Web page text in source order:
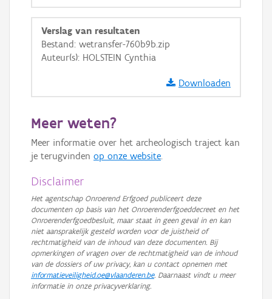
Ortho
GRB-Basiskaart
GRB-Basiskaart in grijswaarden
Verslag van resultaten
Bestand: wetransfer-760b9b.zip
Auteur(s): HOLSTEIN Cynthia
Downloaden
Meer weten?
Meer informatie over het archeologisch traject kan
je terugvinden op onze website.
Disclaimer
Het agentschap Onroerend Erfgoed publiceert deze
documenten op basis van het Onroerenderfgoeddecreet en het
Onroerenderfgoedbesluit, maar staat in geen geval in en kan
niet aansprakelijk gesteld worden voor de juistheid of
rechtmatigheid van de inhoud van deze documenten. Bij
opmerkingen of vragen over de rechtmatigheid van de inhoud
van de dossiers of uw privacy, kan u contact opnemen met
informatieveiligheid.oe@vlaanderen.be. Daarnaast vindt u meer
informatie in onze privacyverklaring.